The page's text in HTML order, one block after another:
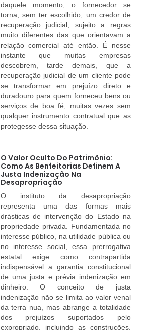
daquele momento, o fornecedor se
torna, sem ter escolhido, um credor de
recuperação judicial, sujeito a regras
muito diferentes das que orientavam a
relação comercial até então. É nesse
instante que muitas empresas
descobrem, tarde demais, que a
recuperação judicial de um cliente pode
se transformar em prejuízo direto e
duradouro para quem forneceu bens ou
serviços de boa fé, muitas vezes sem
qualquer instrumento contratual que as
protegesse dessa situação.
O Valor Oculto Do Patrimônio:
Como As Benfeitorias Definem A
Justa Indenização Na
Desapropriação
O instituto da desapropriação
representa uma das formas mais
drásticas de intervenção do Estado na
propriedade privada. Fundamentada no
interesse público, na utilidade pública ou
no interesse social, essa prerrogativa
estatal exige como contrapartida
indispensável a garantia constitucional
de uma justa e prévia indenização em
dinheiro. O conceito de justa
indenização não se limita ao valor venal
da terra nua, mas abrange a totalidade
dos prejuízos suportados pelo
expropriado, incluindo as construções,